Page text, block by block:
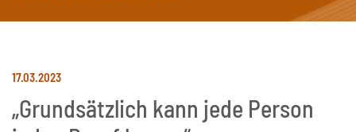
PDF Seite mit Video Alle Dokumenttypen
17.03.2023
„Grundsätzlich kann jede Person